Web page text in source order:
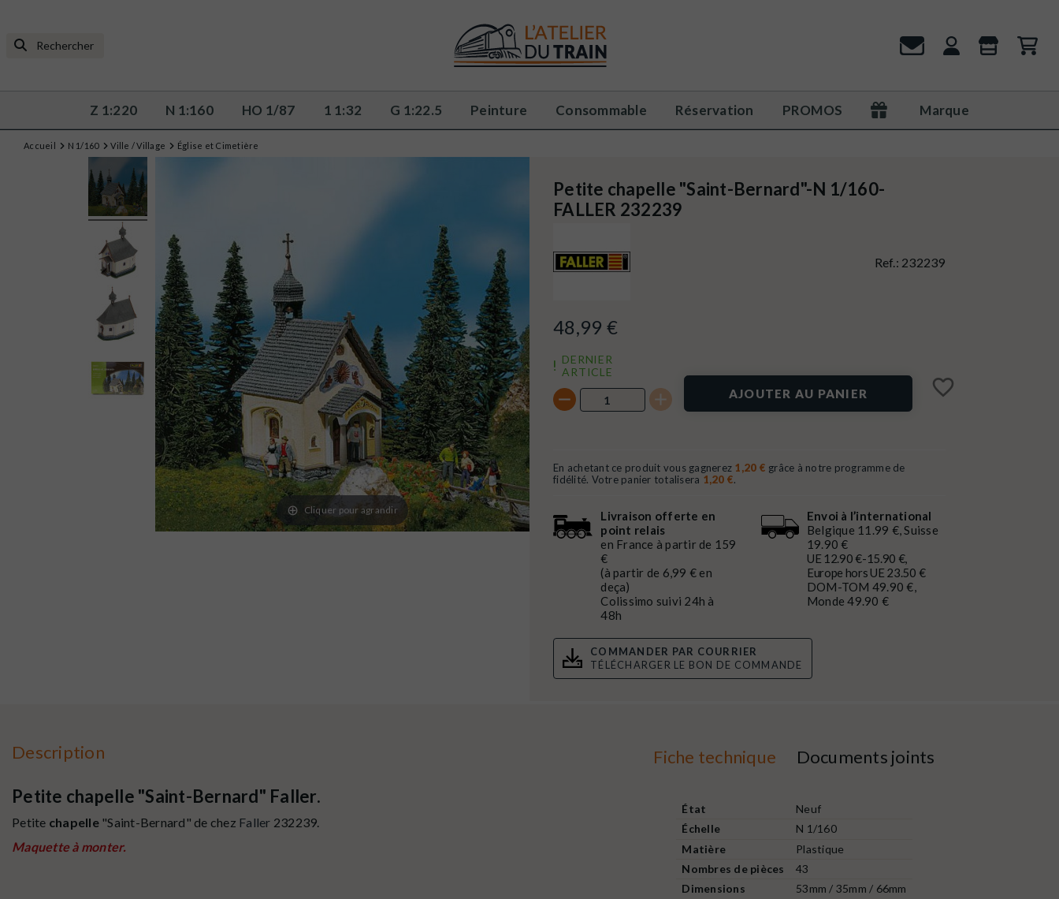
Z 1:220 N 1:160 HO 1/87 1 1:32 G 1:22.5 Peinture Consommable Réservation PROMOS Marque
Accueil N 1/160 Ville / Village Église et Cimetière
Cliquer pour agrandir
Petite chapelle "Saint-Bernard"-N 1/160-
FALLER 232239
Ref.: 232239
48,99 €
DERNIER
ARTICLE
AJOUTER AU PANIER favorite_border
En achetant ce produit vous gagnerez 1,20 € grâce à notre programme de
fidélité. Votre panier totalisera 1,20 €.
Livraison offerte en
point relais
en France à partir de 159
€
(à partir de 6,99 € en
deça)
Colissimo suivi 24h à
48h
Envoi à l’international
Belgique 11.99 €, Suisse
19.90 €
UE 12.90 €-15.90 €,
Europe hors UE 23.50 €
DOM-TOM 49.90 €,
Monde 49.90 €
COMMANDER PAR COURRIER
TÉLÉCHARGER LE BON DE COMMANDE
Description
Petite chapelle "Saint-Bernard" Faller.
Petite chapelle"Saint-Bernard" de chez Faller 232239.
Maquette à monter.
Fiche technique Documents joints
État
Neuf
Échelle
N 1/160
Matière
Plastique
Nombres de pièces
43
Dimensions
53mm / 35mm / 66mm